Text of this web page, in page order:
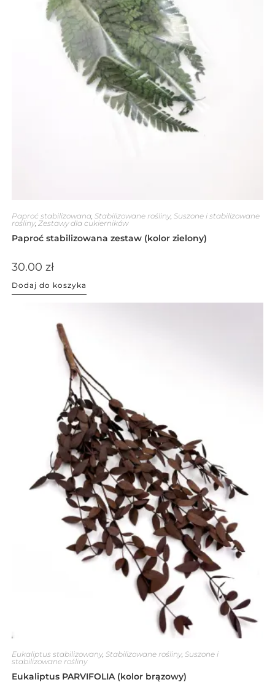
Paproć stabilizowana, Stabilizowane rośliny, Suszone i stabilizowane
rośliny, Zestawy dla cukierników
Paproć stabilizowana zestaw (kolor zielony)
30.00 zł
Dodaj do koszyka
Eukaliptus stabilizowany, Stabilizowane rośliny, Suszone i
stabilizowane rośliny
Eukaliptus PARVIFOLIA (kolor brązowy)